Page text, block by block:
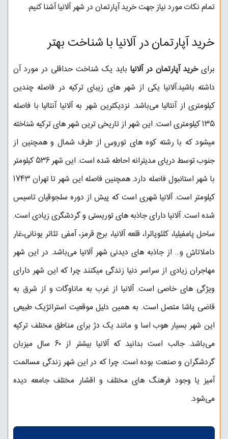
تمام نکات مورد نیاز جهت خرید آپارتمان در شهر آلانیا آشنا کنیم.
خرید آپارتمان در آلانیا با شناخت بهتر
برایخرید آپارتمان در آلانیا باید یک شناخت حداقلی در مورد آن
داشته باشید.آلانیا یکی از شهر های زیبای ترکیه در فاصله چندین
کیلومتری ازآنتالیا می‌باشد. نزدیکترین شهر به آلانیا آنتالیا با فاصله
۱۳۵ کیلومتری است. این شهر از تاریخی ترین شهر های ترکیه شناخته
میشود که با رشته کوه های توروس از طرف شمال و همچنین از
جنوب توسط دریای مدیترانه احاطه شده است. این شهر ۵۳۶ کیلومتر
با شهر استانبول فاصله دارد. همچنین فاصله این شهر تا تهران ۱۷۴۳
کیلومتر است. آلانیا شهری است که پیش از دوره سلجوقیان تاسیس
شده است. آلانیا دارای جاذبه های توریستی و گردشگری زیادی است.
ساحل پامفیلیا، کلئوپاترا، قلعه آلانیا، برج قرمز، آمفی تئاتر یونانی،غار
داملاتاش و... از جاذبه های دیدنی شهر آلانیا می‌باشد. در این شهر
مهاجران زیادی از سراسر دنیا زندگی میکنند چرا که این شهر دارای
ویژگی های خاصی است. آلانیا از غرب به ماناوگات و از شرق به
قاضی پاشا متصل است. به همین دلیل موقعیت استراتژیک طبیعی
این شهر بسیار هوب اسا و مانند یک دژ برای مناطق مختلف ترکیه
می‌باشد. جالب است بدانید که آلانیا بیشتر از ۶۰ سال میزبان
گردشگران و صنعت بوده است. چرا که در این شهر زندگی مسالمت
آمیز یا وجود فرهنگ های مختلف و اقشار مختلف جامعه دیده
می‌شود.